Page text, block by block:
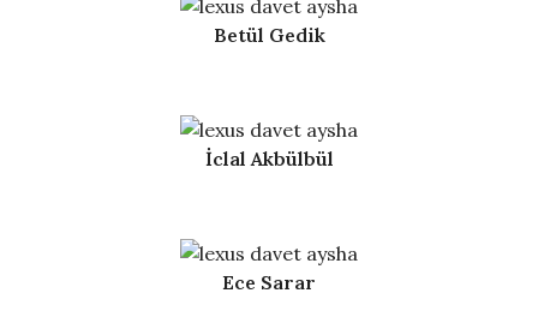
Betül Gedik
İclal Akbülbül
Ece Sarar